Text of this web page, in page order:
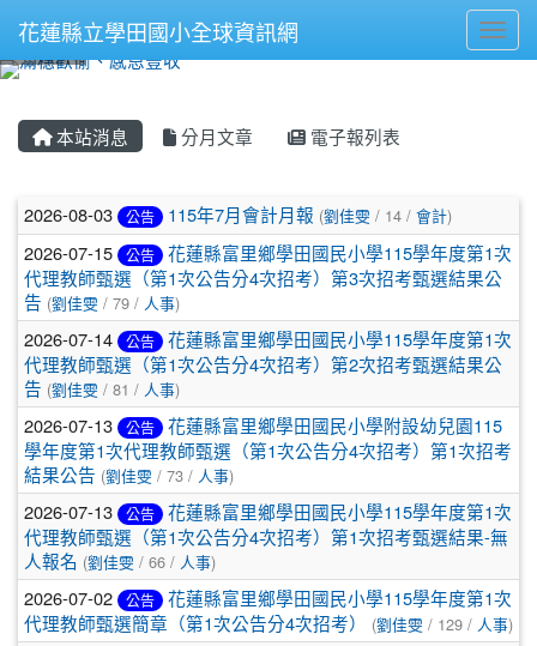
花蓮縣立學田國小全球資訊網
本站消息 分月文章 電子報列表
文章列表
2026-08-03 公告 115年7月會計月報 (劉佳雯 / 14 / 會計)
2026-07-15 公告
花蓮縣富里鄉學田國民小學115學年度第1次
代理教師甄選（第1次公告分4次招考）第3次招考甄選結果公
告 (劉佳雯 / 79 / 人事)
2026-07-14 公告
花蓮縣富里鄉學田國民小學115學年度第1次
代理教師甄選（第1次公告分4次招考）第2次招考甄選結果公
告 (劉佳雯 / 81 / 人事)
2026-07-13 公告
花蓮縣富里鄉學田國民小學附設幼兒園115
學年度第1次代理教師甄選（第1次公告分4次招考）第1次招考
結果公告 (劉佳雯 / 73 / 人事)
2026-07-13 公告
花蓮縣富里鄉學田國民小學115學年度第1次
代理教師甄選（第1次公告分4次招考）第1次招考甄選結果-無
人報名 (劉佳雯 / 66 / 人事)
2026-07-02 公告
花蓮縣富里鄉學田國民小學115學年度第1次
代理教師甄選簡章（第1次公告分4次招考）
(劉佳雯 / 129 / 人事)